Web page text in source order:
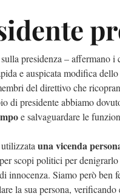
presidenza – affermano i
e auspicata modifica
del direttivo che
di presidente abbiamo
e salvaguardare le
una vicenda
scopi politici per
innocenza. Siamo però ben
la sua persona,